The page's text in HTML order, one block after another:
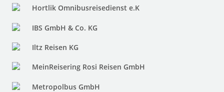
Hortlik Omnibusreisedienst e.K
IBS GmbH & Co. KG
Iltz Reisen KG
MeinReisering Rosi Reisen GmbH
Metropolbus GmbH